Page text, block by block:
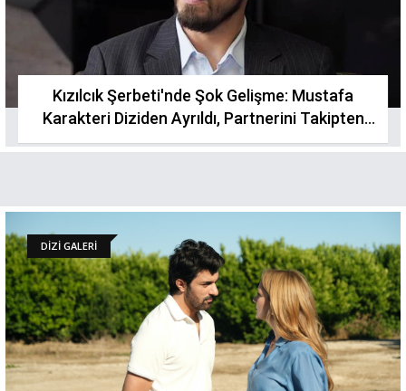
Kızılcık Şerbeti'nde Şok Gelişme: Mustafa
Karakteri Diziden Ayrıldı, Partnerini Takipten
Çıktı
DİZİ GALERİ